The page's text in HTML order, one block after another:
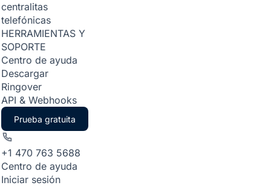
centralitas
telefónicas
HERRAMIENTAS Y
SOPORTE
Centro de ayuda
Descargar
Ringover
API & Webhooks
Prueba gratuita
+1 470 763 5688
Centro de ayuda
Iniciar sesión